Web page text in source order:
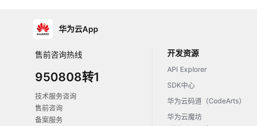
华为云App
售前咨询热线
950808转1
技术服务咨询
售前咨询
备案服务
开发资源
API Explorer
SDK中心
华为云码道（CodeArts）
华为云魔坊